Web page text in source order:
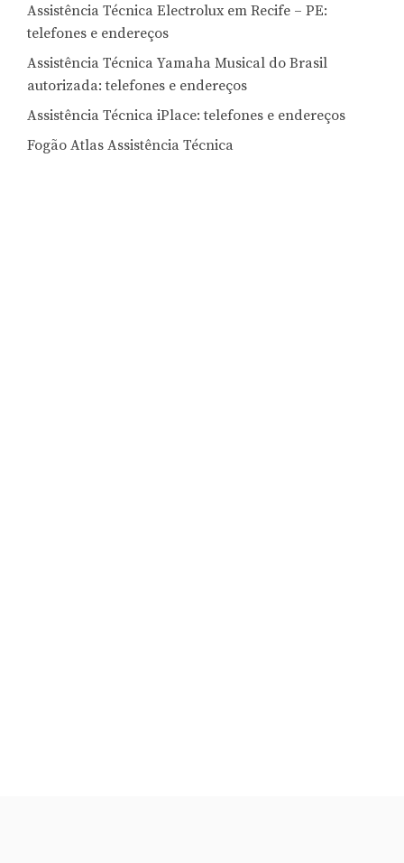
Assistência Técnica Electrolux em Recife – PE:
telefones e endereços
Assistência Técnica Yamaha Musical do Brasil
autorizada: telefones e endereços
Assistência Técnica iPlace: telefones e endereços
Fogão Atlas Assistência Técnica